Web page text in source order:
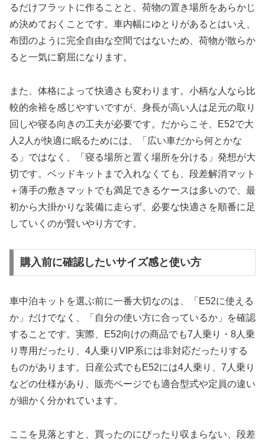
るだけフラットに作ることと、荷物の置き場所をあらかじ
め決めておくことです。車内幅にゆとりがあるとはいえ、
布団のように完全自由な空間ではないため、荷物が散らか
ると一気に窮屈になります。
また、体格によって快適さも変わります。小柄な人なら比
較的余裕を感じやすいですが、身長が高い人は足元の取り
回しや寝る向きの工夫が必要です。だからこそ、E52で大
人2人が快適に眠るためには、「広い車だから何とかな
る」ではなく、「寝る場所と置く場所を分ける」発想が大
切です。ベッドキットまで入れなくても、段差解消マット
＋薄手の敷きマットでも満足できるケースは多いので、最
初から大掛かりな装備に走らず、必要な快適さを順番に足
していくのが賢いやり方です。
購入前に確認したいサイズ感と使い方
車中泊キットを選ぶ前に一番大切なのは、「E52に使える
か」だけでなく、「自分の使い方に合っているか」を確認
することです。実際、E52向けの商品でも7人乗り・8人乗
り専用だったり、4人乗りVIP系には非対応だったりする
ものがあります。日産公式でもE52には4人乗り、7人乗り
などの仕様があり、販売ページでも適合型式や定員の違い
が細かく分かれています。
ここを見落とすと、買ったのにぴったり収まらない、段差